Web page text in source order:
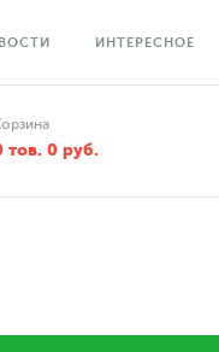
ИНТЕРЕСНОЕ
тов. 0руб.